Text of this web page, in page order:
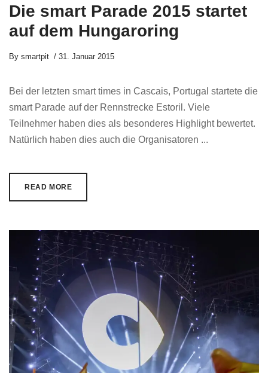
Die smart Parade 2015 startet
auf dem Hungaroring
By smartpit 31. Januar 2015
Bei der letzten smart times in Cascais, Portugal startete die
smart Parade auf der Rennstrecke Estoril. Viele
Teilnehmer haben dies als besonderes Highlight bewertet.
Natürlich haben dies auch die Organisatoren ...
READ MORE